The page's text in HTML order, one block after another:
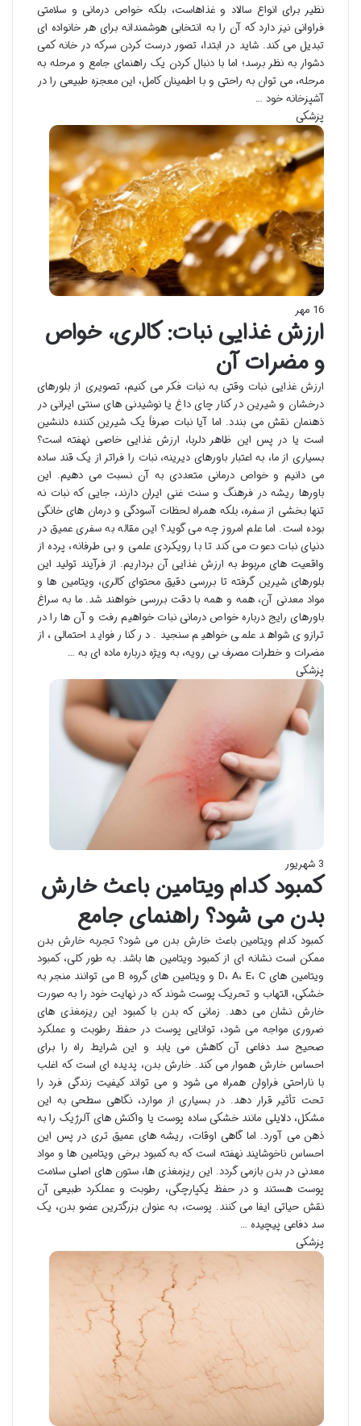
نظیر برای انواع سالاد و غذاهاست، بلکه خواص درمانی و سلامتی
فراوانی نیز دارد که آن را به انتخابی هوشمندانه برای هر خانواده ای
تبدیل می کند. شاید در ابتدا، تصور درست کردن سرکه در خانه کمی
دشوار به نظر برسد؛ اما با دنبال کردن یک راهنمای جامع و مرحله به
مرحله، می توان به راحتی و با اطمینان کامل، این معجزه طبیعی را در
آشپزخانه خود …
پزشکی
16 مهر
ارزش غذایی نبات: کالری، خواص
و مضرات آن
ارزش غذایی نبات وقتی به نبات فکر می کنیم، تصویری از بلورهای
درخشان و شیرین در کنار چای داغ یا نوشیدنی های سنتی ایرانی در
ذهنمان نقش می بندد. اما آیا نبات صرفاً یک شیرین کننده دلنشین
است یا در پس این ظاهر دلربا، ارزش غذایی خاصی نهفته است؟
بسیاری از ما، به اعتبار باورهای دیرینه، نبات را فراتر از یک قند ساده
می دانیم و خواص درمانی متعددی به آن نسبت می دهیم. این
باورها ریشه در فرهنگ و سنت غنی ایران دارند، جایی که نبات نه
تنها بخشی از سفره، بلکه همراه لحظات آسودگی و درمان های خانگی
بوده است. اما علم امروز چه می گوید؟ این مقاله به سفری عمیق در
دنیای نبات دعوت می کند تا با رویکردی علمی و بی طرفانه، پرده از
واقعیت های مربوط به ارزش غذایی آن برداریم. از فرآیند تولید این
بلورهای شیرین گرفته تا بررسی دقیق محتوای کالری، ویتامین ها و
مواد معدنی آن، همه و همه با دقت بررسی خواهند شد. ما به سراغ
باورهای رایج درباره خواص درمانی نبات خواهیم رفت و آن ها را در
ترازوی شواهد علمی خواهیم سنجید. در کنار فواید احتمالی، از
مضرات و خطرات مصرف بی رویه، به ویژه درباره ماده ای به …
پزشکی
3 شهریور
کمبود کدام ویتامین باعث خارش
بدن می شود؟ راهنمای جامع
کمبود کدام ویتامین باعث خارش بدن می شود؟ تجربه خارش بدن
ممکن است نشانه ای از کمبود ویتامین ها باشد. به طور کلی، کمبود
ویتامین های D، A، E، C و ویتامین های گروه B می توانند منجر به
خشکی، التهاب و تحریک پوست شوند که در نهایت خود را به صورت
خارش نشان می دهد. زمانی که بدن با کمبود این ریزمغذی های
ضروری مواجه می شود، توانایی پوست در حفظ رطوبت و عملکرد
صحیح سد دفاعی آن کاهش می یابد و این شرایط راه را برای
احساس خارش هموار می کند. خارش بدن، پدیده ای است که اغلب
با ناراحتی فراوان همراه می شود و می تواند کیفیت زندگی فرد را
تحت تأثیر قرار دهد. در بسیاری از موارد، نگاهی سطحی به این
مشکل، دلایلی مانند خشکی ساده پوست یا واکنش های آلرژیک را به
ذهن می آورد. اما گاهی اوقات، ریشه های عمیق تری در پس این
احساس ناخوشایند نهفته است که به کمبود برخی ویتامین ها و مواد
معدنی در بدن بازمی گردد. این ریزمغذی ها، ستون های اصلی سلامت
پوست هستند و در حفظ یکپارچگی، رطوبت و عملکرد طبیعی آن
نقش حیاتی ایفا می کنند. پوست، به عنوان بزرگترین عضو بدن، یک
سد دفاعی پیچیده …
پزشکی